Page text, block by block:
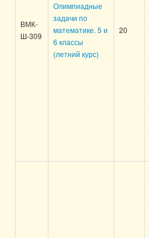
ВМК-
Ш-309
Олимпиадные
задачи по
математике. 5 и
6 классы
(летний курс)
20